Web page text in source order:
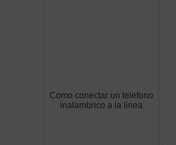
Como conectar un telefono
inalambrico a la linea